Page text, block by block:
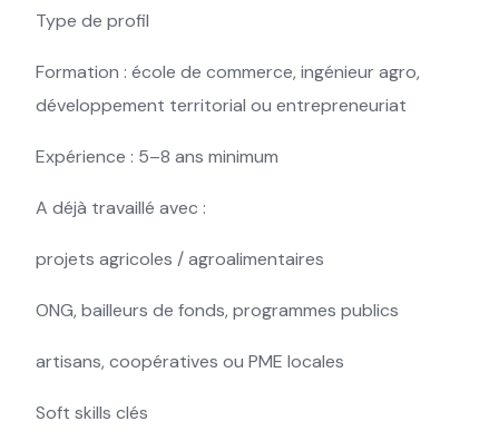
Type de profil
Formation : école de commerce, ingénieur agro,
développement territorial ou entrepreneuriat
Expérience : 5–8 ans minimum
A déjà travaillé avec :
projets agricoles / agroalimentaires
ONG, bailleurs de fonds, programmes publics
artisans, coopératives ou PME locales
Soft skills clés